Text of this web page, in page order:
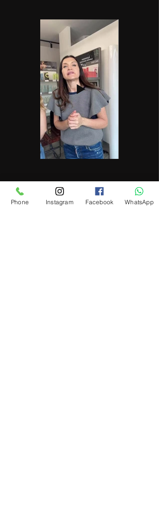
Phone Instagram Facebook WhatsApp